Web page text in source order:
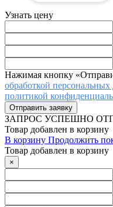
Узнать цену
Нажимая кнопку
обработкой
политикой
ЗАПРОС УСПЕШНО
Товар добавлен в корзину
В корзину Продолжить
Товар добавлен в корзину
×